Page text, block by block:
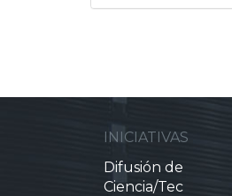
INICIATIVAS
Difusión de
Ciencia/Tec